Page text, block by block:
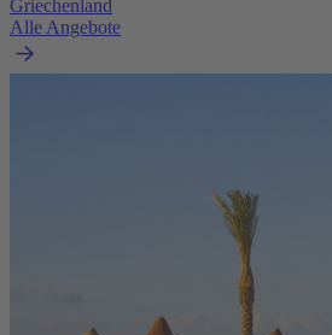
Griechenland
Alle Angebote